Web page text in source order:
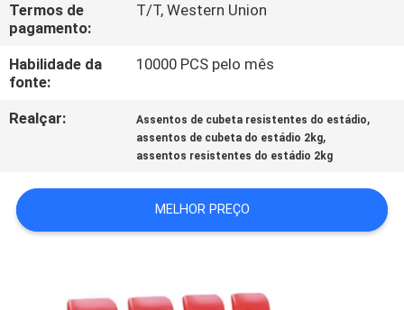
CONTACTE-
NOS
BLOG
CITAÇÕES
MAPA
Termos de
pagamento:
T/T, Western Union
Habilidade da
fonte:
10000 PCS pelo mês
Realçar: Assentos de cubeta resistentes do estádio,
assentos de cubeta do estádio 2kg,
assentos resistentes do estádio 2kg
MELHOR PREÇO